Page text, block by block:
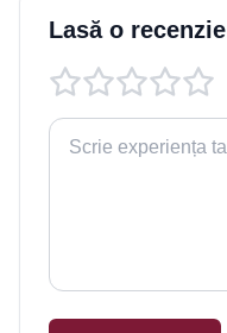
Lasă o recenzie